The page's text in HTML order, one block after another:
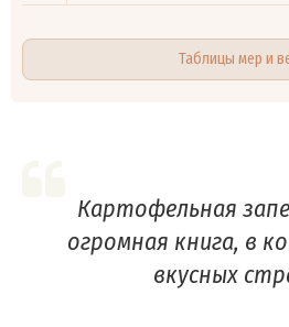
Таблицы мер и
Картофельная
огромная книга, в
вкусных